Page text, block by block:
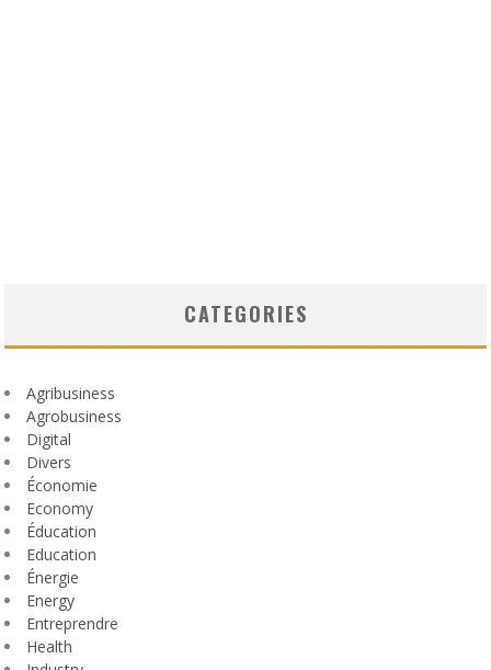
CATEGORIES
Agribusiness
Agrobusiness
Digital
Divers
Économie
Economy
Éducation
Education
Énergie
Energy
Entreprendre
Health